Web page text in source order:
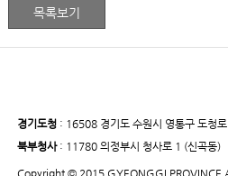
경기도청: 16508 경기도 수원시 영통구 도청
북부청사: 11780 의정부시 청사로 1 (신곡동)
Copyright © 2015 GYEONGGI PROVINCE